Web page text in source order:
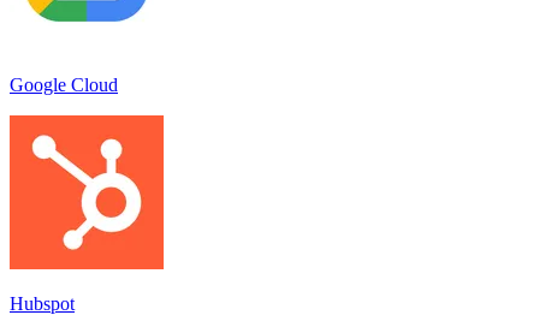
Google Cloud
Hubspot